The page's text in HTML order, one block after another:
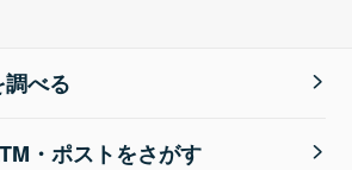
べる
・ポストをさがす